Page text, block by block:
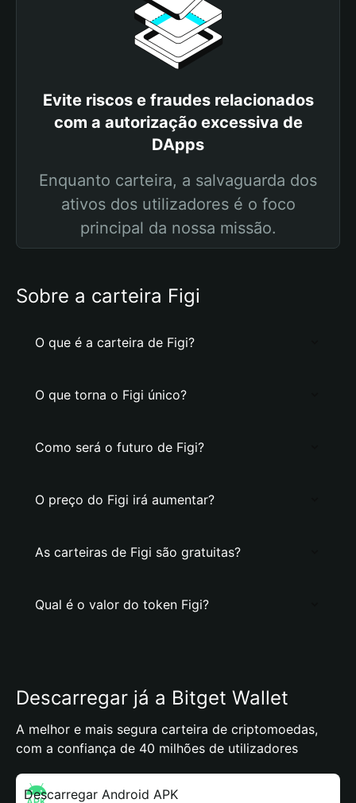
Evite riscos e fraudes relacionados
com a autorização excessiva de
DApps
Enquanto carteira, a salvaguarda dos
ativos dos utilizadores é o foco
principal da nossa missão.
Sobre a carteira Figi
O que é a carteira de Figi?
O que torna o Figi único?
Como será o futuro de Figi?
O preço do Figi irá aumentar?
As carteiras de Figi são gratuitas?
Qual é o valor do token Figi?
Descarregar já a Bitget Wallet
A melhor e mais segura carteira de criptomoedas,
com a confiança de 40 milhões de utilizadores
Descarregar Android APK